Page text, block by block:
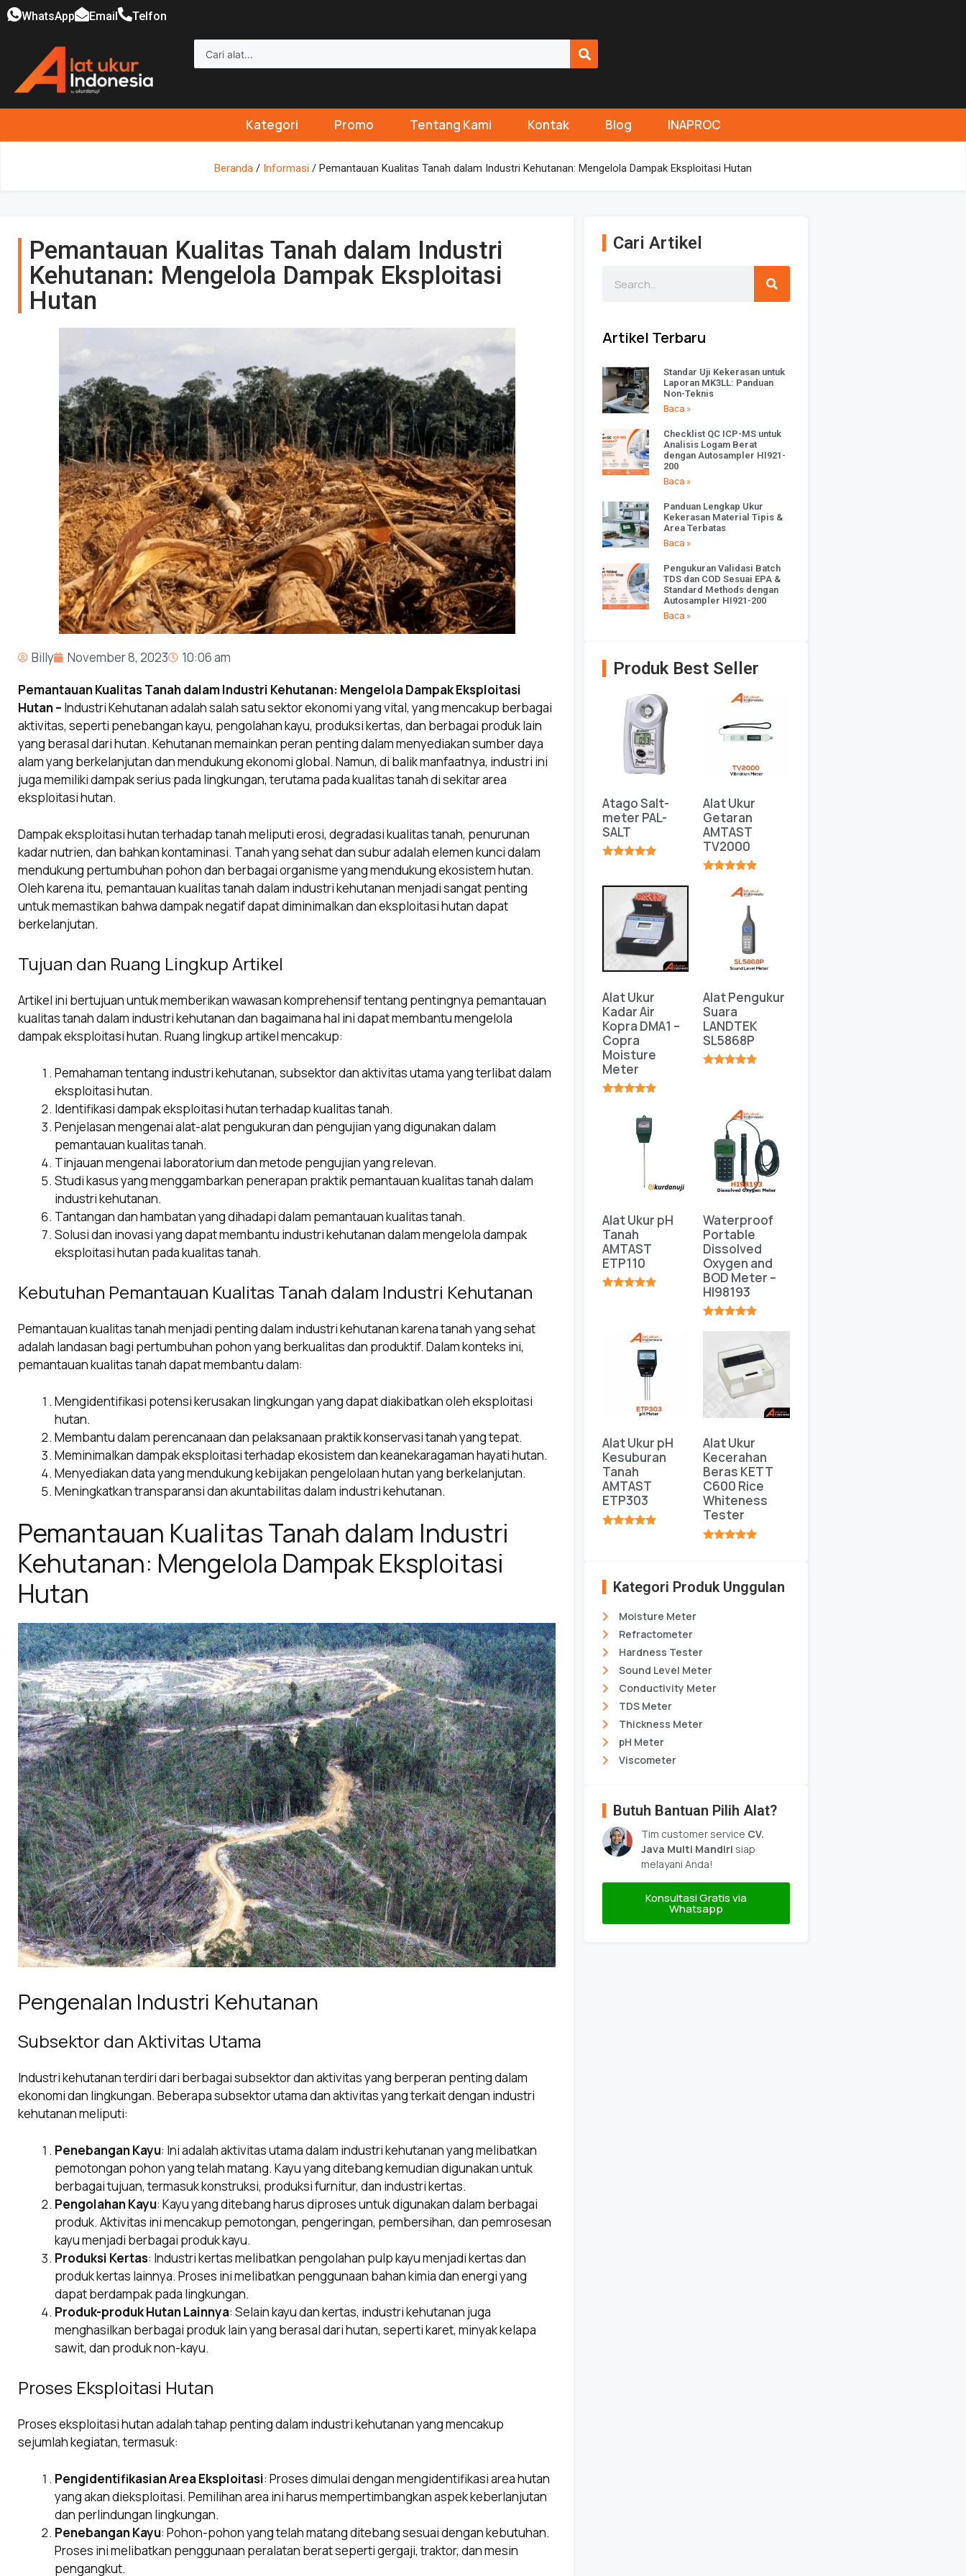
WhatsApp Email Telfon
Kategori Promo Tentang Kami Kontak Blog INAPROC
Beranda / Informasi / Pemantauan Kualitas Tanah dalam Industri Kehutanan: Mengelola Dampak Eksploitasi Hutan
Pemantauan Kualitas Tanah dalam Industri
Kehutanan: Mengelola Dampak Eksploitasi
Hutan
Billy November 8, 2023
10:06 am
Pemantauan Kualitas Tanah dalam Industri Kehutanan: Mengelola Dampak Eksploitasi
Hutan – Industri Kehutanan adalah salah satu sektor ekonomi yang vital, yang mencakup berbagai
aktivitas, seperti penebangan kayu, pengolahan kayu, produksi kertas, dan berbagai produk lain
yang berasal dari hutan. Kehutanan memainkan peran penting dalam menyediakan sumber daya
alam yang berkelanjutan dan mendukung ekonomi global. Namun, di balik manfaatnya, industri ini
juga memiliki dampak serius pada lingkungan, terutama pada kualitas tanah di sekitar area
eksploitasi hutan.
Dampak eksploitasi hutan terhadap tanah meliputi erosi, degradasi kualitas tanah, penurunan
kadar nutrien, dan bahkan kontaminasi. Tanah yang sehat dan subur adalah elemen kunci dalam
mendukung pertumbuhan pohon dan berbagai organisme yang mendukung ekosistem hutan.
Oleh karena itu, pemantauan kualitas tanah dalam industri kehutanan menjadi sangat penting
untuk memastikan bahwa dampak negatif dapat diminimalkan dan eksploitasi hutan dapat
berkelanjutan.
Tujuan dan Ruang Lingkup Artikel
Artikel ini bertujuan untuk memberikan wawasan komprehensif tentang pentingnya pemantauan
kualitas tanah dalam industri kehutanan dan bagaimana hal ini dapat membantu mengelola
dampak eksploitasi hutan. Ruang lingkup artikel mencakup:
Pemahaman tentang industri kehutanan, subsektor dan aktivitas utama yang terlibat dalam
eksploitasi hutan.
Identifikasi dampak eksploitasi hutan terhadap kualitas tanah.
Penjelasan mengenai alat-alat pengukuran dan pengujian yang digunakan dalam
pemantauan kualitas tanah.
Tinjauan mengenai laboratorium dan metode pengujian yang relevan.
Studi kasus yang menggambarkan penerapan praktik pemantauan kualitas tanah dalam
industri kehutanan.
Tantangan dan hambatan yang dihadapi dalam pemantauan kualitas tanah.
Solusi dan inovasi yang dapat membantu industri kehutanan dalam mengelola dampak
eksploitasi hutan pada kualitas tanah.
Kebutuhan Pemantauan Kualitas Tanah dalam Industri Kehutanan
Pemantauan kualitas tanah menjadi penting dalam industri kehutanan karena tanah yang sehat
adalah landasan bagi pertumbuhan pohon yang berkualitas dan produktif. Dalam konteks ini,
pemantauan kualitas tanah dapat membantu dalam:
Mengidentifikasi potensi kerusakan lingkungan yang dapat diakibatkan oleh eksploitasi
hutan.
Membantu dalam perencanaan dan pelaksanaan praktik konservasi tanah yang tepat.
Meminimalkan dampak eksploitasi terhadap ekosistem dan keanekaragaman hayati hutan.
Menyediakan data yang mendukung kebijakan pengelolaan hutan yang berkelanjutan.
Meningkatkan transparansi dan akuntabilitas dalam industri kehutanan.
Pemantauan Kualitas Tanah dalam Industri
Kehutanan: Mengelola Dampak Eksploitasi
Hutan
Pengenalan Industri Kehutanan
Subsektor dan Aktivitas Utama
Industri kehutanan terdiri dari berbagai subsektor dan aktivitas yang berperan penting dalam
ekonomi dan lingkungan. Beberapa subsektor utama dan aktivitas yang terkait dengan industri
kehutanan meliputi:
Penebangan Kayu: Ini adalah aktivitas utama dalam industri kehutanan yang melibatkan
pemotongan pohon yang telah matang. Kayu yang ditebang kemudian digunakan untuk
berbagai tujuan, termasuk konstruksi, produksi furnitur, dan industri kertas.
Pengolahan Kayu: Kayu yang ditebang harus diproses untuk digunakan dalam berbagai
produk. Aktivitas ini mencakup pemotongan, pengeringan, pembersihan, dan pemrosesan
kayu menjadi berbagai produk kayu.
Produksi Kertas: Industri kertas melibatkan pengolahan pulp kayu menjadi kertas dan
produk kertas lainnya. Proses ini melibatkan penggunaan bahan kimia dan energi yang
dapat berdampak pada lingkungan.
Produk-produk Hutan Lainnya: Selain kayu dan kertas, industri kehutanan juga
menghasilkan berbagai produk lain yang berasal dari hutan, seperti karet, minyak kelapa
sawit, dan produk non-kayu.
Proses Eksploitasi Hutan
Proses eksploitasi hutan adalah tahap penting dalam industri kehutanan yang mencakup
sejumlah kegiatan, termasuk:
Pengidentifikasian Area Eksploitasi: Proses dimulai dengan mengidentifikasi area hutan
yang akan dieksploitasi. Pemilihan area ini harus mempertimbangkan aspek keberlanjutan
dan perlindungan lingkungan.
Penebangan Kayu: Pohon-pohon yang telah matang ditebang sesuai dengan kebutuhan.
Proses ini melibatkan penggunaan peralatan berat seperti gergaji, traktor, dan mesin
pengangkut.
Cari Artikel
Artikel Terbaru
Standar Uji Kekerasan untuk
Laporan MK3LL: Panduan
Non-Teknis
Baca »
Checklist QC ICP-MS untuk
Analisis Logam Berat
dengan Autosampler HI921-
200
Baca »
Panduan Lengkap Ukur
Kekerasan Material Tipis &
Area Terbatas
Baca »
Pengukuran Validasi Batch
TDS dan COD Sesuai EPA &
Standard Methods dengan
Autosampler HI921-200
Baca »
Produk Best Seller
Atago Salt-
meter PAL-
SALT
Alat Ukur
Getaran
AMTAST
TV2000
Alat Ukur
Kadar Air
Kopra DMA1 –
Copra
Moisture
Meter
Alat Pengukur
Suara
LANDTEK
SL5868P
Alat Ukur pH
Tanah
AMTAST
ETP110
Waterproof
Portable
Dissolved
Oxygen and
BOD Meter –
HI98193
Alat Ukur pH
Kesuburan
Tanah
AMTAST
ETP303
Alat Ukur
Kecerahan
Beras KETT
C600 Rice
Whiteness
Tester
Kategori Produk Unggulan
Moisture Meter
Refractometer
Hardness Tester
Sound Level Meter
Conductivity Meter
TDS Meter
Thickness Meter
pH Meter
Viscometer
Butuh Bantuan Pilih Alat?
Tim customer service CV.
Java Multi Mandiri siap
melayani Anda!
Konsultasi Gratis via
Whatsapp